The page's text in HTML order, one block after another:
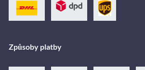
Způsoby platby